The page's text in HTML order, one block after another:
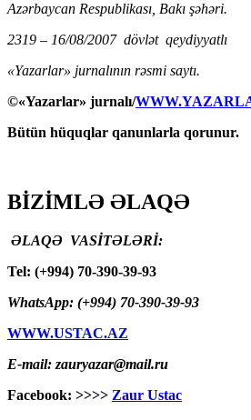
Azərbaycan Respublikası, Bakı şəhəri.
2319 – 16/08/2007 dövlət qeydiyyatlı
«Yazarlar» jurnalının rəsmi saytı.
©«Yazarlar» jurnalı/
Bütün hüquqlar qanunlarla qorunur.
BİZİMLƏ ƏLAQƏ
ƏLAQƏ VASİTƏLƏRİ:
Tel: (+994) 70-390-39-93
WhatsApp: (+994) 70-390-39-93
WWW.USTAC.AZ
E-mail: zauryazar@mail.ru
Facebook: >>>> Zaur Ustac